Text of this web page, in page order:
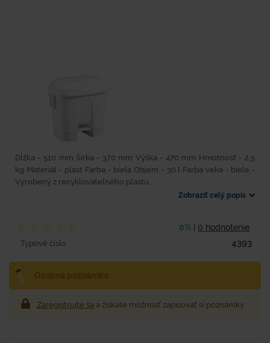
Dĺžka - 510 mm Šírka - 370 mm Výška - 470 mm Hmotnosť - 2,5
kg Materiál - plast Farba - biela Objem - 30 l Farba veka - biela -
Vyrobený z recyklovateľného plastu...
Zobraziť celý popis
0% 0 hodnotenie
Typové číslo 4393
Zaregistrujte sa a získate možnosť zapisovať si poznámky